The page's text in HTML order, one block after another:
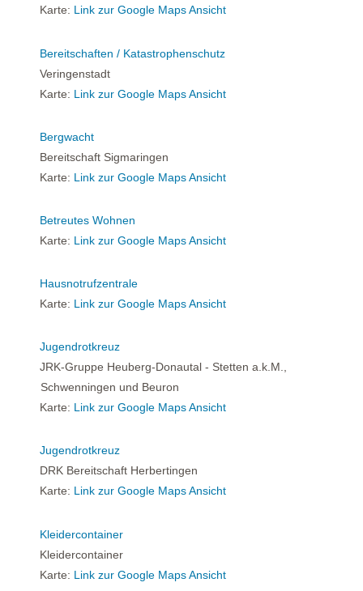
Karte: Link zur Google Maps Ansicht
Bereitschaften / Katastrophenschutz
Veringenstadt
Karte: Link zur Google Maps Ansicht
Bergwacht
Bereitschaft Sigmaringen
Karte: Link zur Google Maps Ansicht
Betreutes Wohnen
Karte: Link zur Google Maps Ansicht
Hausnotrufzentrale
Karte: Link zur Google Maps Ansicht
Jugendrotkreuz
JRK-Gruppe Heuberg-Donautal - Stetten a.k.M.,
Schwenningen und Beuron
Karte: Link zur Google Maps Ansicht
Jugendrotkreuz
DRK Bereitschaft Herbertingen
Karte: Link zur Google Maps Ansicht
Kleidercontainer
Kleidercontainer
Karte: Link zur Google Maps Ansicht